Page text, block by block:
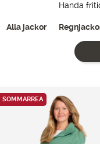
Handa
Alla jackor
SOMMARREA